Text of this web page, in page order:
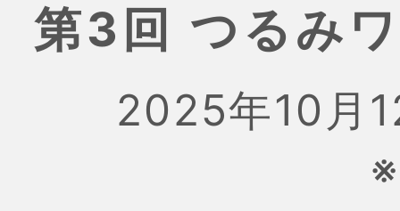
第3回 つるみ
2025年10月